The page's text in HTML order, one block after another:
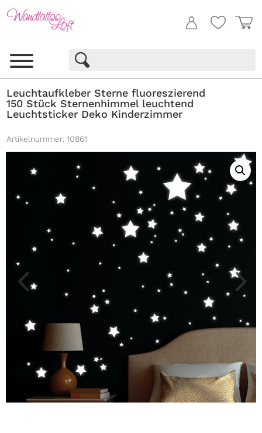
Leuchtaufkleber Sterne fluoreszierend
150 Stück Sternenhimmel leuchtend
Leuchtsticker Deko Kinderzimmer
Artikelnummer: 10861